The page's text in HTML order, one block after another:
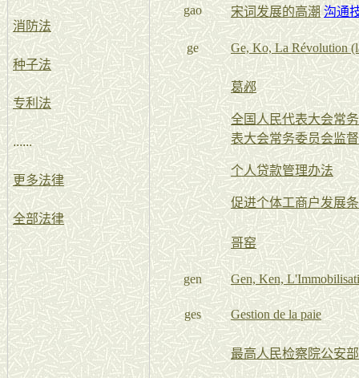
消防法
种子法
专利法
......
更多法律
全部法律
gao 宋词发展的高潮 沟通
ge Ge, Ko, La Révolution
葛邲
全国人民代表大会常
表大会常务委员会监
个人贷款管理办法
促进个体工商户发展
哥窑
gen Gen, Ken,
ges Gestion de la paie
最高人民检察院公安